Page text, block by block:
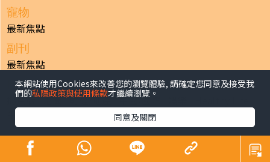
寵物
最新焦點
副刊
最新焦點
日報
揭頁版 港聞 財經/地產 中國/國際
生活副刊
體育 專題/人物
香港經濟日報版權所有©2026
本網站使用Cookies來改善您的瀏覽體驗, 請確定您同意及接受我
們的私隱政策與使用條款才繼續瀏覽。
同意及關閉